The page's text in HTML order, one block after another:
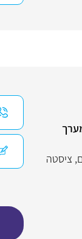
, ציסטה